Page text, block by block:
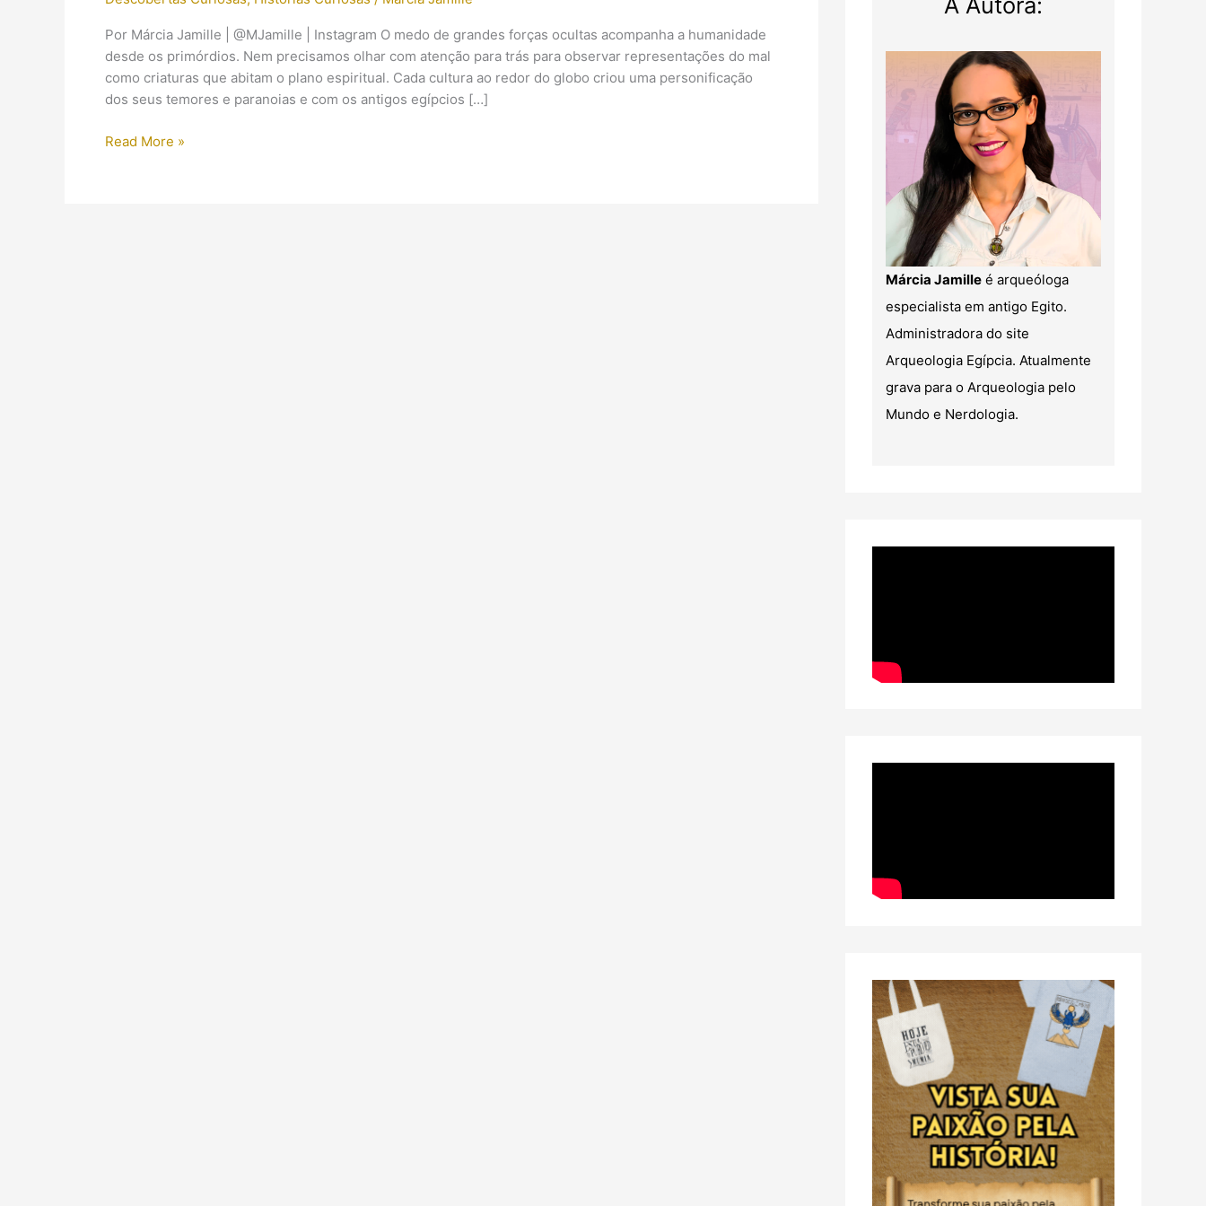
Por Márcia Jamille | @MJamille | Instagram O medo de grandes forças ocultas acompanha a humanidade
desde os primórdios. Nem precisamos olhar com atenção para trás para observar representações do mal
como criaturas que abitam o plano espiritual. Cada cultura ao redor do globo criou uma personificação
dos seus temores e paranoias e com os antigos egípcios […]
Os
Read More »
Márcia Jamille é arqueóloga
especialista em antigo Egito.
Administradora do site
Arqueologia Egípcia. Atualmente
grava para o Arqueologia pelo
Mundo e Nerdologia.